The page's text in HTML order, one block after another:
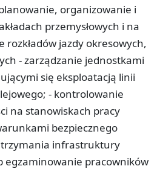
organizowanie i
przemysłowych i na
rozkładów jazdy okresowych,
- zarządzanie jednostkami
się eksploatacją linii
- kontrolowanie
na stanowiskach pracy
bezpiecznego
infrastruktury
egzaminowanie pracowników